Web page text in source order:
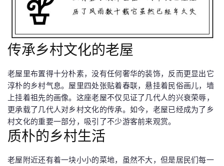
传承乡村文化的老屋
老屋里布置得十分朴素，没有任何奢华的装饰，反而更显出它
淳朴的乡村气息。屋里四处张贴着春联，悬挂着民俗画儿，墙
上挂着祖先的画像。这座老屋不仅见证了几代人的兴衰荣辱，
更承载了几代人对乡村文化的传承。如今，老屋已经成为了乡
村文化的重要一部分，吸引了不少游客前来观赏。
质朴的乡村生活
老屋附近还有着一块小小的菜地，虽然不大，但是居民们每一